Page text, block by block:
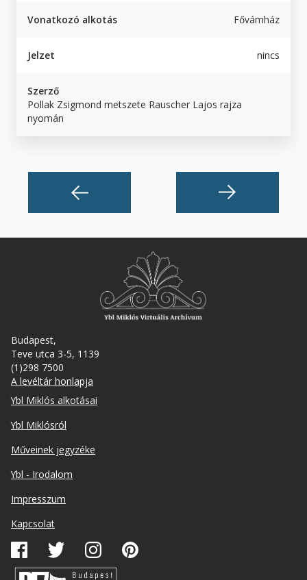
Vonatkozó alkotás Fővámház
Jelzet nincs
Szerző
Pollak Zsigmond metszete Rauscher Lajos rajza
nyomán
Budapest,
Teve utca 3-5, 1139
(1)298 7500
A levéltár honlapja
Footer
Ybl Miklós alkotásai
Ybl Miklósról
Műveinek jegyzéke
Ybl - Irodalom
Lábléc
másodlagos
Impresszum
Kapcsolat
Közösségi
média